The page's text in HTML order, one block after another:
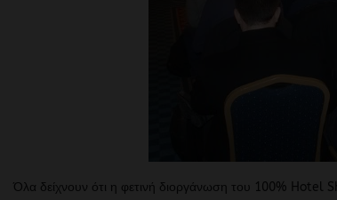
Όλα δείχνουν ότι η φετινή διοργάνωση του 100%